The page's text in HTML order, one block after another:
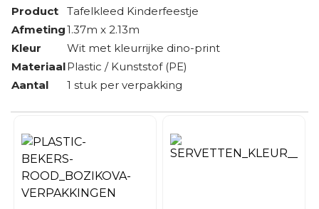
Product
Tafelkleed Kinderfeestje
Afmeting1.37m x 2.13m
Kleur
Wit met kleurrijke dino-print
MateriaalPlastic / Kunststof (PE)
Aantal
1 stuk per verpakking